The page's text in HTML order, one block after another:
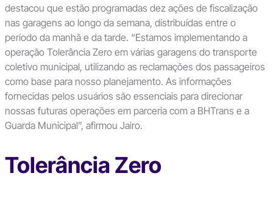
destacou que estão programadas dez ações de fiscalização
nas garagens ao longo da semana, distribuídas entre o
período da manhã e da tarde. “Estamos implementando a
operação Tolerância Zero em várias garagens do transporte
coletivo municipal, utilizando as reclamações dos passageiros
como base para nosso planejamento. As informações
fornecidas pelos usuários são essenciais para direcionar
nossas futuras operações em parceria com a BHTrans e a
Guarda Municipal”, afirmou Jairo.
Tolerância Zero